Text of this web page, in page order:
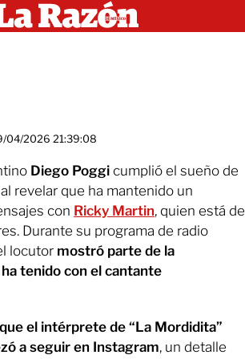
04/2026 21:39:08
Diego Poggi cumplió el sueño de
revelar que ha mantenido un
con Ricky Martin, quien está de
Durante su programa de radio
locutor mostró parte de la
tenido con el cantante
el intérprete de “La Mordidita”
a seguir en Instagram, un detalle